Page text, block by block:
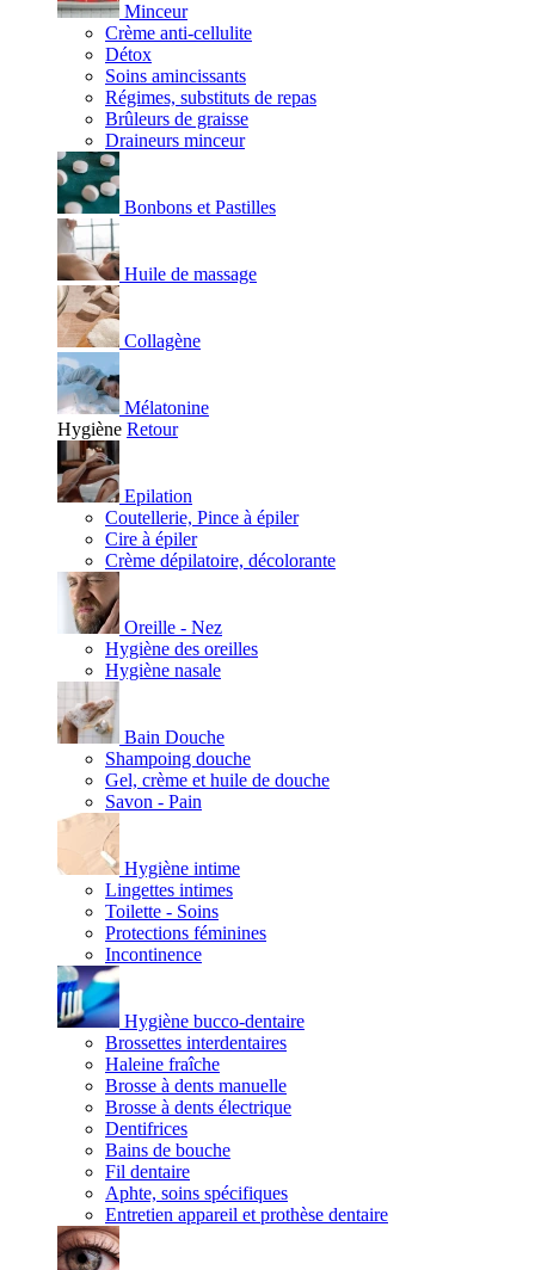
Minceur
Crème anti-cellulite
Détox
Soins amincissants
Régimes, substituts de repas
Brûleurs de graisse
Draineurs minceur
Bonbons et Pastilles
Huile de massage
Collagène
Mélatonine
Hygiène Retour
Epilation
Coutellerie, Pince à épiler
Cire à épiler
Crème dépilatoire, décolorante
Oreille - Nez
Hygiène des oreilles
Hygiène nasale
Bain Douche
Shampoing douche
Gel, crème et huile de douche
Savon - Pain
Hygiène intime
Lingettes intimes
Toilette - Soins
Protections féminines
Incontinence
Hygiène bucco-dentaire
Brossettes interdentaires
Haleine fraîche
Brosse à dents manuelle
Brosse à dents électrique
Dentifrices
Bains de bouche
Fil dentaire
Aphte, soins spécifiques
Entretien appareil et prothèse dentaire